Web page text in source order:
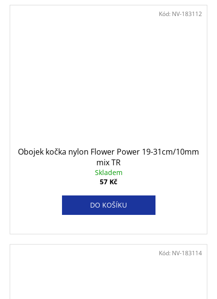
Obojek kočka nylon Flower Power 19-31cm/10mm
mix TR
Skladem
57 Kč
DO KOŠÍKU
Kód: NV-183112
Kód: NV-183114